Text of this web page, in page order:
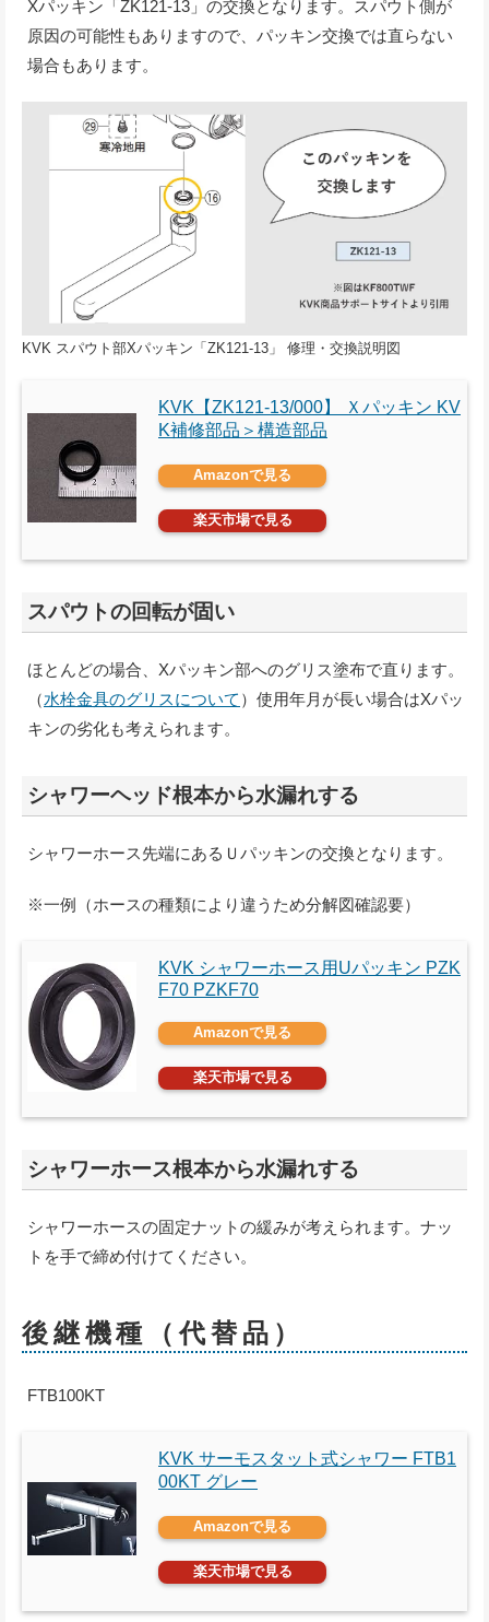
Xパッキン「ZK121-13」の交換となります。スパウト側が
原因の可能性もありますので、パッキン交換では直らない
場合もあります。
KVK スパウト部Xパッキン「ZK121-13」 修理・交換説明図
KVK【ZK121-13/000】 Ｘパッキン KV
K補修部品＞構造部品
Amazonで見る
楽天市場で見る
スパウトの回転が固い
ほとんどの場合、Xパッキン部へのグリス塗布で直ります。
（水栓金具のグリスについて ）使用年月が長い場合はXパッ
キンの劣化も考えられます。
シャワーヘッド根本から水漏れする
シャワーホース先端にあるＵパッキンの交換となります。
※一例（ホースの種類により違うため分解図確認要）
KVK シャワーホース用Uパッキン PZK
F70 PZKF70
Amazonで見る
楽天市場で見る
シャワーホース根本から水漏れする
シャワーホースの固定ナットの緩みが考えられます。ナッ
トを手で締め付けてください。
後継機種（代替品）
FTB100KT
KVK サーモスタット式シャワー FTB1
00KT グレー
Amazonで見る
楽天市場で見る